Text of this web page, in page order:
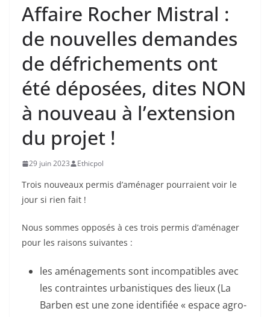
Affaire Rocher Mistral :
de nouvelles demandes
de défrichements ont
été déposées, dites NON
à nouveau à l’extension
du projet !
29 juin 2023 Ethicpol
Trois nouveaux permis d’aménager pourraient voir le
jour si rien fait !
Nous sommes opposés à ces trois permis d’aménager
pour les raisons suivantes :
les aménagements sont incompatibles avec
les contraintes urbanistiques des lieux (La
Barben est une zone identifiée « espace agro-